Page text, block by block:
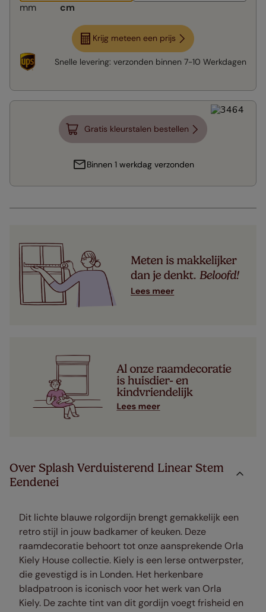
mm cm
Krijg meteen een prijs
Snelle levering: verzonden binnen 7-10 Werkdagen
Gratis kleurstalen bestellen
Binnen 1 werkdag verzonden
Over Splash Verduisterend Linear Stem
Eendenei
Dit lichte blauwe rolgordijn brengt gemakkelijk een
retro stijl in jouw badkamer of keuken. Deze
raamdecoratie behoort tot onze aansprekende Orla
Kiely House collectie. Kiely is een Ierse ontwerpster,
die gevestigd is in Londen. Het herkenbare
bladpatroon is iconisch voor het werk van Orla
Kiely. De zachte tint van dit gordijn voegt frisheid en